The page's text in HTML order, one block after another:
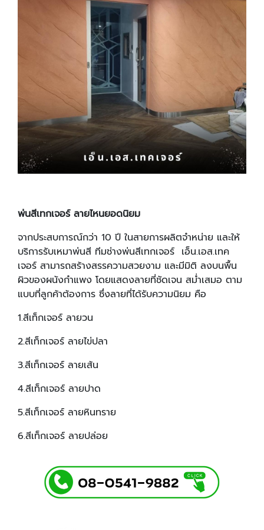
พ่นสีเทกเจอร์ ลายไหนยอดนิยม
จากประสบการณ์กว่า 10 ปี ในสายการผลิตจำหน่าย และให้
บริการรับเหมาพ่นสี ทีมช่างพ่นสีเทกเจอร์ เอ็น.เอส.เทค
เจอร์ สามารถสร้างสรรความสวยงาม และมีมิติ ลงบนพื้น
ผิวของผนังกำแพง โดยแสดงลายที่ชัดเจน สม่ำเสมอ ตาม
แบบที่ลูกค้าต้องการ ซึ่งลายที่ได้รับความนิยม คือ
1.สีเท็กเจอร์ ลายวน
2.สีเท็กเจอร์ ลายไข่ปลา
3.สีเท็กเจอร์ ลายเส้น
4.สีเท็กเจอร์ ลายปาด
5.สีเท็กเจอร์ ลายหินทราย
6.สีเท็กเจอร์ ลายปล่อย